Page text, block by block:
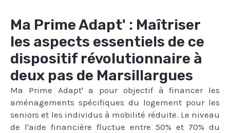
Ma Prime Adapt' : Maîtriser
les aspects essentiels de ce
dispositif révolutionnaire à
deux pas de Marsillargues
Ma Prime Adapt' a pour objectif à financer les
aménagements spécifiques du logement pour les
seniors et les individus à mobilité réduite. Le niveau
de l'aide financière fluctue entre 50% et 70% du